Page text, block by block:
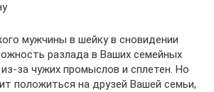
мужчины в шейку в сновидении
разлада в Ваших семейных
за чужих промыслов и сплетен. Но
положиться на друзей Вашей семьи,